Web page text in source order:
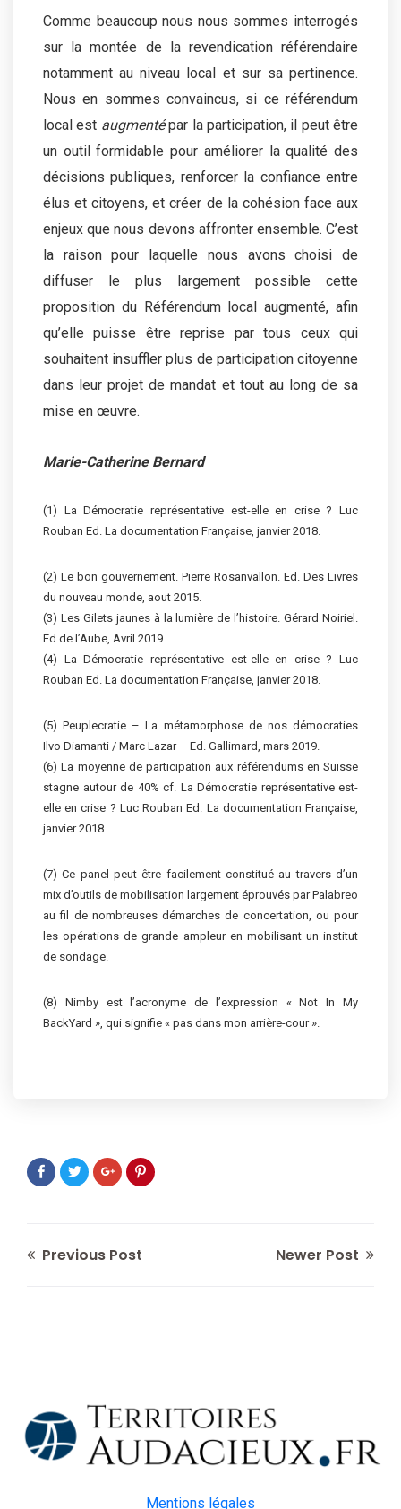
Comme beaucoup nous nous sommes interrogés
sur la montée de la revendication référendaire
notamment au niveau local et sur sa pertinence.
Nous en sommes convaincus, si ce référendum
local est augmentépar la participation, il peut être
un outil formidable pour améliorer la qualité des
décisions publiques, renforcer la confiance entre
élus et citoyens, et créer de la cohésion face aux
enjeux que nous devons affronter ensemble. C’est
la raison pour laquelle nous avons choisi de
diffuser le plus largement possible cette
proposition du Référendum local augmenté, afin
qu’elle puisse être reprise par tous ceux qui
souhaitent insuffler plus de participation citoyenne
dans leur projet de mandat et tout au long de sa
mise en œuvre.
Marie-Catherine Bernard
(1) La Démocratie représentative est-elle en crise ? Luc
Rouban Ed. La documentation Française, janvier 2018.
(2) Le bon gouvernement. Pierre Rosanvallon. Ed. Des Livres
du nouveau monde, aout 2015.
(3) Les Gilets jaunes à la lumière de l’histoire. Gérard Noiriel.
Ed de l’Aube, Avril 2019.
(4) La Démocratie représentative est-elle en crise ? Luc
Rouban Ed. La documentation Française, janvier 2018.
(5) Peuplecratie – La métamorphose de nos démocraties
Ilvo Diamanti / Marc Lazar – Ed. Gallimard, mars 2019.
(6) La moyenne de participation aux référendums en Suisse
stagne autour de 40% cf. La Démocratie représentative est-
elle en crise ? Luc Rouban Ed. La documentation Française,
janvier 2018.
(7) Ce panel peut être facilement constitué au travers d’un
mix d’outils de mobilisation largement éprouvés par Palabreo
au fil de nombreuses démarches de concertation, ou pour
les opérations de grande ampleur en mobilisant un institut
de sondage.
(8) Nimby est l’acronyme de l’expression « Not In My
BackYard », qui signifie « pas dans mon arrière-cour ».
Previous Post Newer Post
Mentions légales